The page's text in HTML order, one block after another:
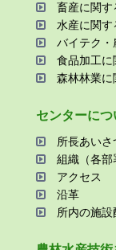
畜産に関す
⽔産に関す
バイテク・
⾷品加⼯に
森林林業に
センターにつ
所⻑あいさ
組織（各部
アクセス
沿⾰
所内の施設